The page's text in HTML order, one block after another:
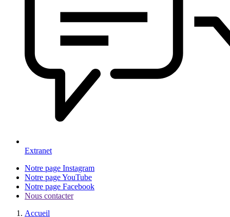
Extranet
Notre page Instagram
Notre page YouTube
Notre page Facebook
Nous contacter
Accueil